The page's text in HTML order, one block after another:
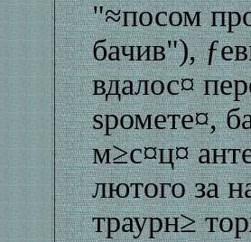
"≈посом
бачив"),
вдалос¤
ѕромете¤,
м≥с¤ц¤
лютого за
траурн≥